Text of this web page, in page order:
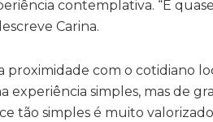
contemplativa. “É
Carina.
com o cotidiano
experiência simples, mas de
tão simples é muito